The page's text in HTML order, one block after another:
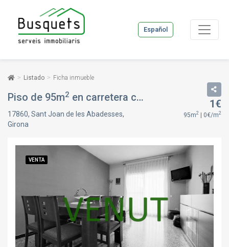
Español
Listado Ficha inmueble
Piso de 95m2 en carretera camprodon, en Sant Joan de les Abadesses, Girona
17860, Sant Joan de les Abadesses,
Girona
1€
95m2 | 0€/m2
VENTA